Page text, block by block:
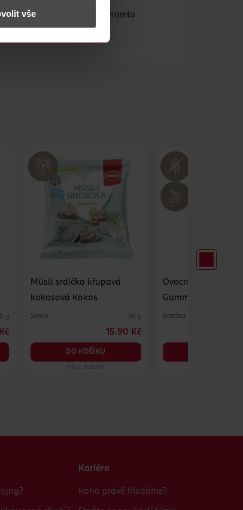
vše
zálohujme.cz #vratisenamto
g
Müsli srdíčka křupavá
kokosová Kokos
Semix 50 g
15.90 Kč
DO KOŠÍKU
Obj. č.: 639279
Ovocné kousky
Gummies višeň
Bombus
Kariéra
Koho právě hledáme?